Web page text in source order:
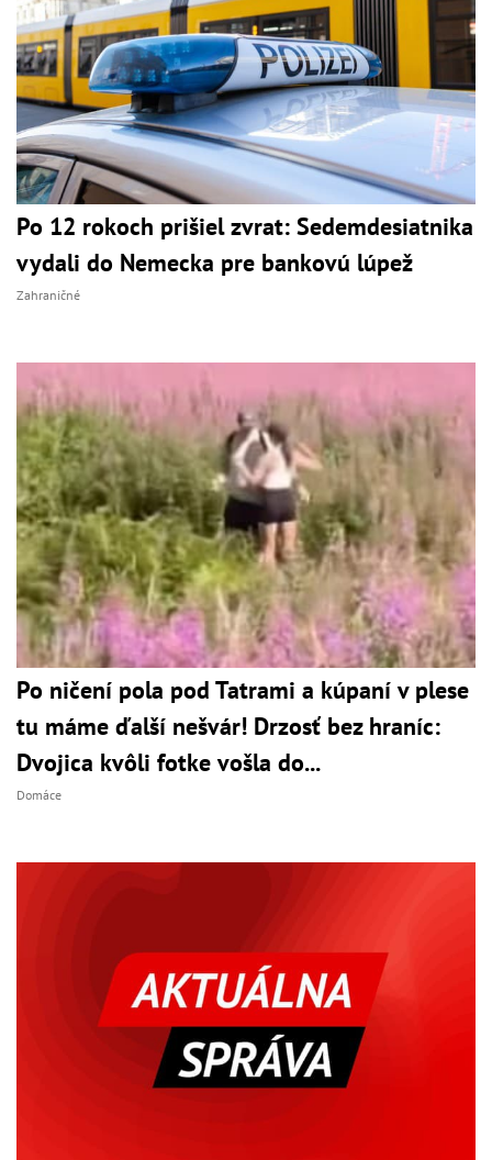
Po 12 rokoch prišiel zvrat: Sedemdesiatnika
vydali do Nemecka pre bankovú lúpež
Zahraničné
Po ničení pola pod Tatrami a kúpaní v plese
tu máme ďalší nešvár! Drzosť bez hraníc:
Dvojica kvôli fotke vošla do...
Domáce